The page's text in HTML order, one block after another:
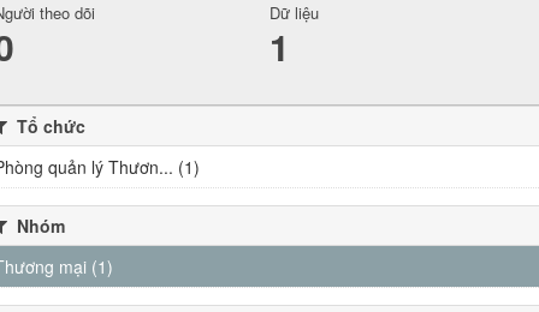
theo dõi Dữ liệu
1
Tổ chức
quản lý Thươn... (1)
Nhóm
mại (1)